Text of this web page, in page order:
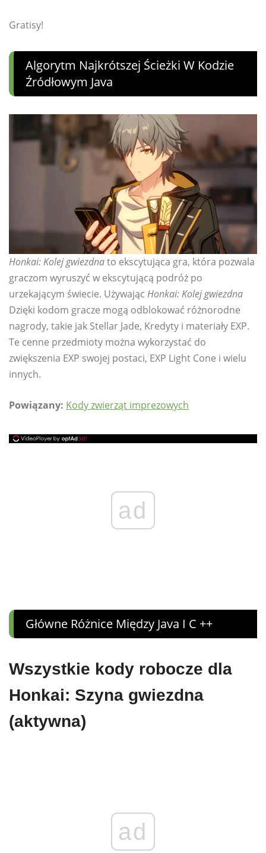
Gratisy!
Algorytm Najkrótszej Ścieżki W Kodzie
Źródłowym Java
Honkai: Kolej gwiezdnato ekscytująca gra, która pozwala
graczom wyruszyć w ekscytującą podróż po
urzekającym świecie. Używając Honkai: Kolej gwiezdna
Dzięki kodom gracze mogą odblokować różnorodne
nagrody, takie jak Stellar Jade, Kredyty i materiały EXP.
Te cenne przedmioty można wykorzystać do
zwiększenia EXP swojej postaci, EXP Light Cone i wielu
innych.
Powiązany: Kody zwierząt imprezowych
ad
Główne Różnice Między Java I C ++
Wszystkie kody robocze dla
Honkai: Szyna gwiezdna
(aktywna)
ad